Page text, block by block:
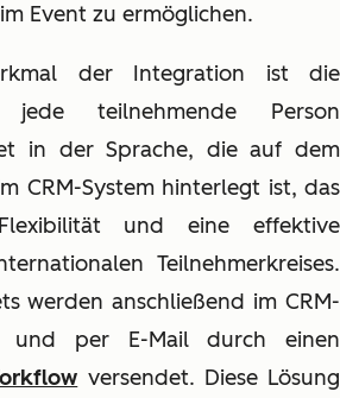
Event zu ermöglichen.
der Integration ist die
jede teilnehmende Person
in der Sprache, die auf dem
CRM-System hinterlegt ist, das
und eine effektive
Teilnehmerkreises.
werden anschließend im CRM-
und per E-Mail durch einen
versendet. Diese Lösung